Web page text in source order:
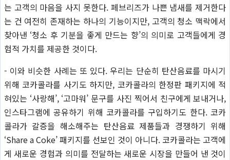
는 고객의 마음을 사지 못한다. 페브리즈가 나쁜 냄새를 제거한다
는 건 여전히 존재하는 하나의 기능이지만, 고객의 청소 맥락에서
찾아낸 ‘청소 후 기분을 좋게 만드는 향’의 의미로 고객들에게 경
험적 가치를 제공한 것이다.
- 이와 비슷한 사례는 또 있다. 우리는 단순히 탄산음료를 마시기
위해 코카콜라를 사기도 하지만, 코카콜라의 한정판 패키지에 적
혀있는 ‘사랑해’, ‘고마워’ 문구를 사진 찍어서 친구에게 보내거나,
인스타그램에 공유하기 위해 코카콜라를 구입하기도 한다. 코카
콜라가 갈증을 해소해주는 탄산음료 제품들과 경쟁하기 위해
‘Share a Coke’ 패키지를 선보인 것이 아니다. 코카콜라는 고객에
게 새로운 경험과 의미를 전달하는 새로운 시장을 만들어 낸 것이